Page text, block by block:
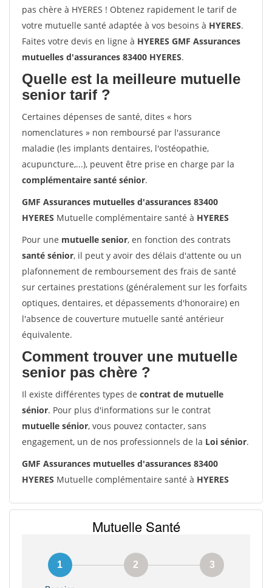
pas chère à HYERES ! Obtenez rapidement le tarif de
votre mutuelle santé adaptée à vos besoins à HYERES.
Faites votre devis en ligne à HYERES GMF Assurances
mutuelles d'assurances 83400 HYERES.
Quelle est la meilleure mutuelle
senior tarif ?
Certaines dépenses de santé, dites « hors
nomenclatures » non remboursé par l'assurance
maladie (les implants dentaires, l'ostéopathie,
acupuncture,...), peuvent être prise en charge par la
complémentaire santé sénior.
GMF Assurances mutuelles d'assurances 83400
HYERES Mutuelle complémentaire santé à HYERES
Pour une mutuelle senior, en fonction des contrats
santé sénior, il peut y avoir des délais d'attente ou un
plafonnement de remboursement des frais de santé
sur certaines prestations (généralement sur les forfaits
optiques, dentaires, et dépassements d'honoraire) en
l'absence de couverture mutuelle santé antérieur
équivalente.
Comment trouver une mutuelle
senior pas chère ?
Il existe différentes types de contrat de mutuelle
sénior. Pour plus d'informations sur le contrat
mutuelle sénior, vous pouvez contacter, sans
engagement, un de nos professionnels de la Loi sénior.
GMF Assurances mutuelles d'assurances 83400
HYERES Mutuelle complémentaire santé à HYERES